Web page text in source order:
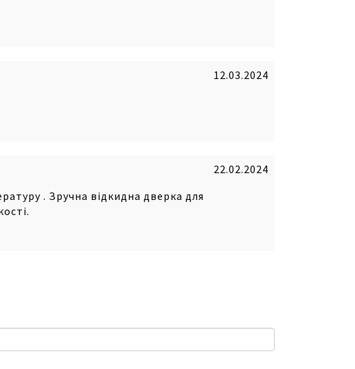
12.03.2024
22.02.2024
. Зручна відкидна дверка для